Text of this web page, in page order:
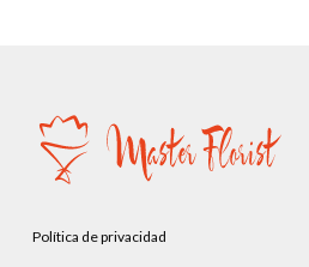
Política de privacidad